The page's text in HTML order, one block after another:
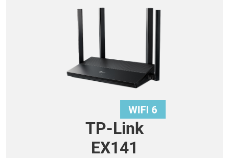
TP-Link
EX141